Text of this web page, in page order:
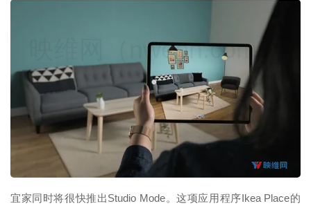
宜家同时将很快推出Studio Mode。这项应用程序Ikea Place的
映维网（nweon.com）